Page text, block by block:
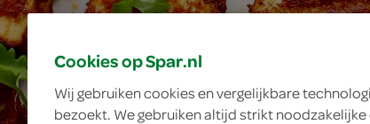
Cookies op Spar.nl
Wij gebruiken cookies en vergelijkbare
bezoekt. We gebruiken altijd strikt